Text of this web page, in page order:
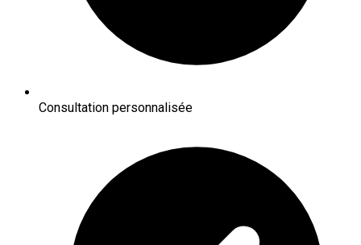
Consultation personnalisée